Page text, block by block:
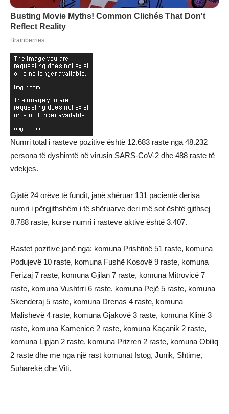
Numri total i rasteve pozitive është 12.683 raste nga 48.232
persona të dyshimtë në virusin SARS-CoV-2 dhe 488 raste të
vdekjes.
Gjatë 24 orëve të fundit, janë shëruar 131 pacientë derisa
numri i përgjithshëm i të shëruarve deri më sot është gjithsej
8.788 raste, kurse numri i rasteve aktive është 3.407.
Rastet pozitive janë nga: komuna Prishtinë 51 raste, komuna
Podujevë 10 raste, komuna Fushë Kosovë 9 raste, komuna
Ferizaj 7 raste, komuna Gjilan 7 raste, komuna Mitrovicë 7
raste, komuna Vushtrri 6 raste, komuna Pejë 5 raste, komuna
Skenderaj 5 raste, komuna Drenas 4 raste, komuna
Malishevë 4 raste, komuna Gjakovë 3 raste, komuna Klinë 3
raste, komuna Kamenicë 2 raste, komuna Kaçanik 2 raste,
komuna Lipjan 2 raste, komuna Prizren 2 raste, komuna Obiliq
2 raste dhe me nga një rast komunat Istog, Junik, Shtime,
Suharekë dhe Viti.